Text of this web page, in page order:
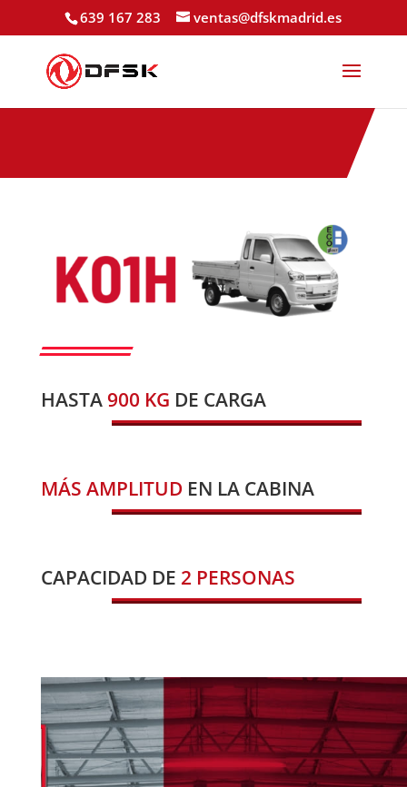
639 167 283 ventas@dfskmadrid.es
HASTA900 KG DE CARGA
MÁS AMPLITUD EN LA CABINA
CAPACIDAD DE 2 PERSONAS